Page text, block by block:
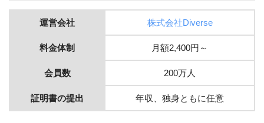
運営会社 株式会社Diverse
料金体制 月額2,400円～
会員数 200万人
証明書の提出 年収、独身ともに任意